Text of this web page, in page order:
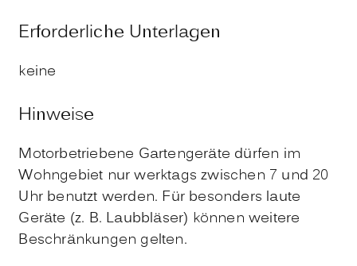
Erforderliche Unterlagen
keine
Hinweise
Motorbetriebene Gartengeräte dürfen im
Wohngebiet nur werktags zwischen 7 und 20
Uhr benutzt werden. Für besonders laute
Geräte (z. B. Laubbläser) können weitere
Beschränkungen gelten.